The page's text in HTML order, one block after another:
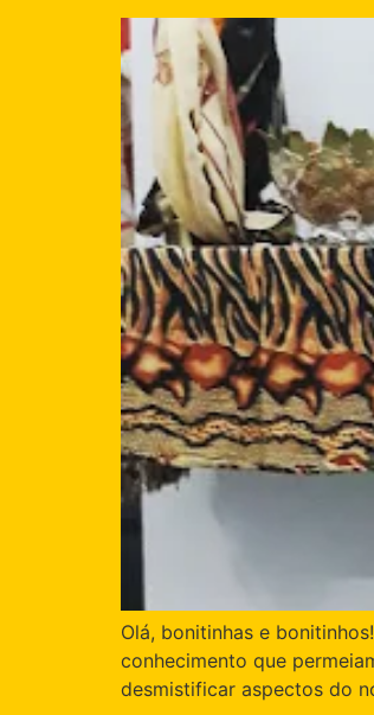
Olá, bonitinhas e
conhecimento que
desmistificar aspectos do